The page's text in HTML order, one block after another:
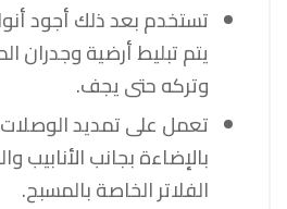
تستخدم بعد ذلك أجود
يتم تبليط أرضية وجدران
وتركه حتى يجف.
تعمل على تمديد الوصلات
بالإضاءة بجانب
الفلاتر الخاصة بالمسبح.